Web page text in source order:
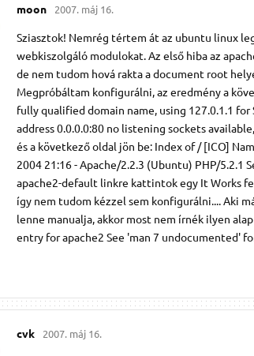
moon 2007. máj 16.
Sziasztok! Nemrég tértem át az ubuntu linux
webkiszolgáló modulokat. Az első hiba az
de nem tudom hová rakta a document root
Megpróbáltam konfigurálni, az eredmény a
fully qualified domain name, using 127.0.1.1
address 0.0.0.0:80 no listening sockets
és a következő oldal jön be: Index of / [ICO]
2004 21:16 - Apache/2.2.3 (Ubuntu) PHP/5.2.1
apache2-default linkre kattintok egy It Works
így nem tudom kézzel sem konfigurálni.... Aki
lenne manualja, akkor most nem írnék ilyen
entry for apache2 See 'man 7 undocumented'
cvk 2007. máj 16.